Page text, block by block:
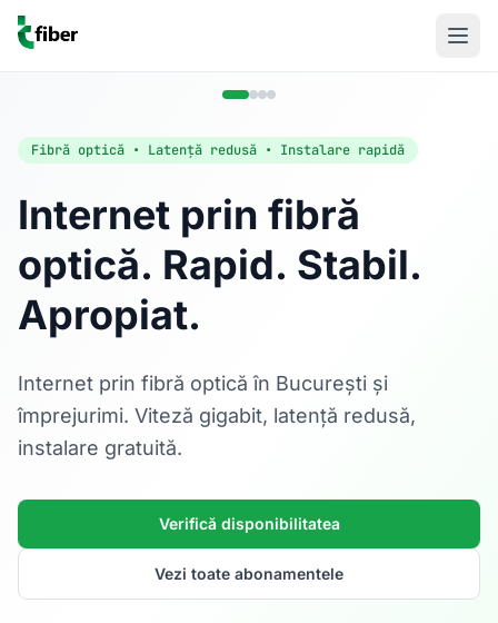
Fibră optică • Latență redusă • Instalare rapidă
Internet prin fibră
optică. Rapid. Stabil.
Apropiat.
Internet prin fibră optică în București și
împrejurimi. Viteză gigabit, latență redusă,
instalare gratuită.
Verifică disponibilitatea
Vezi toate abonamentele
Acasă
Internet Rezidențial
Fibră optică până la 1 Gbps, direct în casa ta.